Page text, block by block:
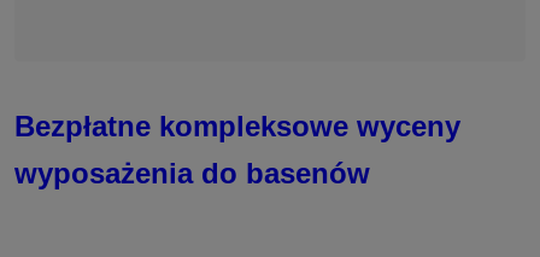
Bezpłatne kompleksowe wyceny
wyposażenia do basenów